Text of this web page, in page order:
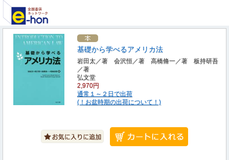
基礎から学べるアメリカ法
岩田太／著 会沢恒／著 高橋脩一／著 板持研吾
／著
弘文堂
2,970円
通常１～２日で出荷
(！お盆時期の出荷について！)